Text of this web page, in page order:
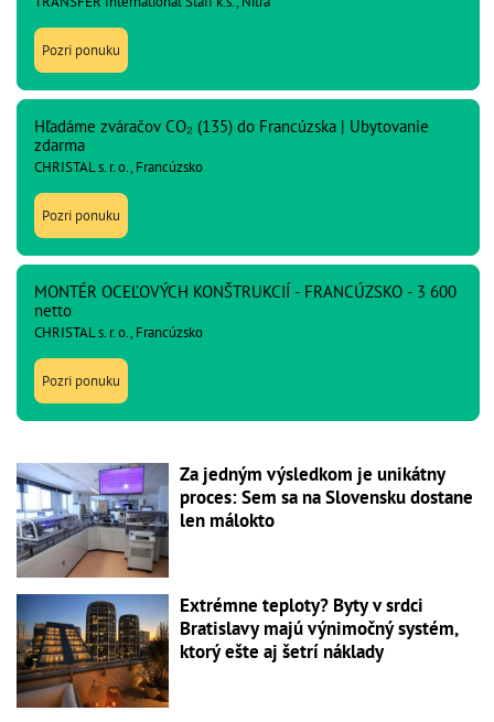
Pozri ponuku
Hľadáme zváračov CO₂ (135) do Francúzska | Ubytovanie
zdarma
CHRISTAL s. r. o., Francúzsko
Pozri ponuku
MONTÉR OCEĽOVÝCH KONŠTRUKCIÍ - FRANCÚZSKO - 3 600
netto
CHRISTAL s. r. o., Francúzsko
Pozri ponuku
Za jedným výsledkom je unikátny
proces: Sem sa na Slovensku dostane
len málokto
Extrémne teploty? Byty v srdci
Bratislavy majú výnimočný systém,
ktorý ešte aj šetrí náklady